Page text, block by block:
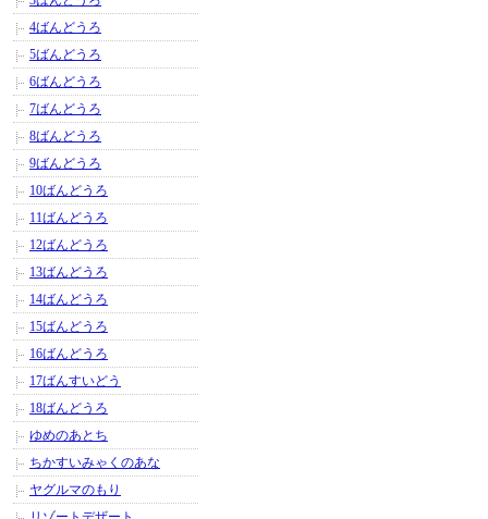
4ばんどうろ
5ばんどうろ
6ばんどうろ
7ばんどうろ
8ばんどうろ
9ばんどうろ
10ばんどうろ
11ばんどうろ
12ばんどうろ
13ばんどうろ
14ばんどうろ
15ばんどうろ
16ばんどうろ
17ばんすいどう
18ばんどうろ
ゆめのあとち
ちかすいみゃくのあな
ヤグルマのもり